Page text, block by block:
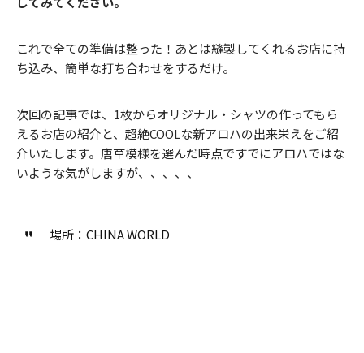
これで全ての準備は整った！あとは縫製してくれるお店に持
ち込み、簡単な打ち合わせをするだけ。
次回の記事では、1枚からオリジナル・シャツの作ってもら
えるお店の紹介と、超絶COOLな新アロハの出来栄えをご紹
介いたします。唐草模様を選んだ時点ですでにアロハではな
いような気がしますが、、、、、
場所：CHINA WORLD